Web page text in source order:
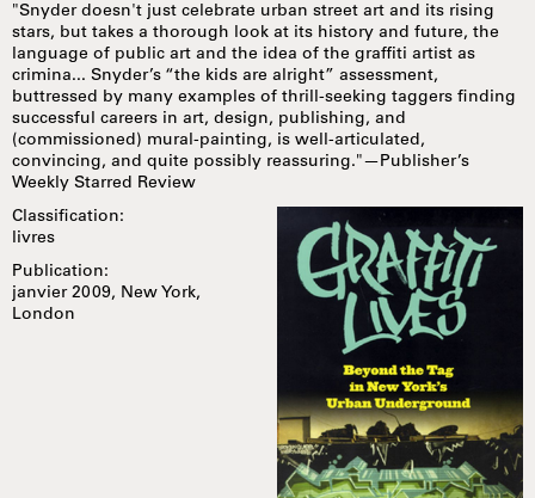
"Snyder doesn't just celebrate urban street art and its rising
stars, but takes a thorough look at its history and future, the
language of public art and the idea of the graffiti artist as
crimina... Snyder’s “the kids are alright” assessment,
buttressed by many examples of thrill-seeking taggers finding
successful careers in art, design, publishing, and
(commissioned) mural-painting, is well-articulated,
convincing, and quite possibly reassuring."—Publisher’s
Weekly Starred Review
Classification:
livres
Publication:
janvier 2009, New York,
London